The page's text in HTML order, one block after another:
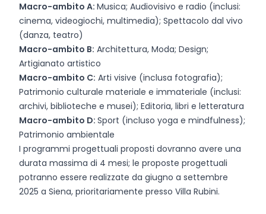
Macro-ambito A: Musica; Audiovisivo e radio (inclusi:
cinema, videogiochi, multimedia); Spettacolo dal vivo
(danza, teatro)
Macro-ambito B: Architettura, Moda; Design;
Artigianato artistico
Macro-ambito C: Arti visive (inclusa fotografia);
Patrimonio culturale materiale e immateriale (inclusi:
archivi, biblioteche e musei); Editoria, libri e letteratura
Macro-ambito D: Sport (incluso yoga e mindfulness);
Patrimonio ambientale
I programmi progettuali proposti dovranno avere una
durata massima di 4 mesi; le proposte progettuali
potranno essere realizzate da giugno a settembre
2025 a Siena, prioritariamente presso Villa Rubini.